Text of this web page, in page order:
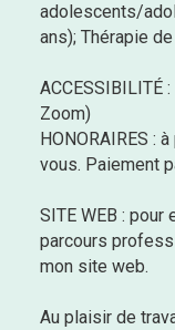
adolescents/
ans); Thérapie
ACCESSIBILITÉ
Zoom)
HONORAIRES :
vous. Paiement
SITE WEB : pour
parcours
mon site web.
Au plaisir de